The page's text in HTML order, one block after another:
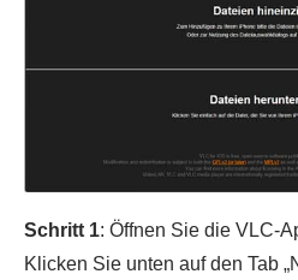
Schritt 1: Öffnen Sie die VLC-
Klicken Sie unten auf den Tab